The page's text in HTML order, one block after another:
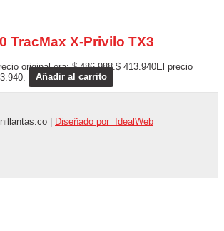
TracMax X-Privilo TX3
original era: $ 486.988. $ 413.940El precio
Añadir al carrito
| Diseñado por IdealWeb